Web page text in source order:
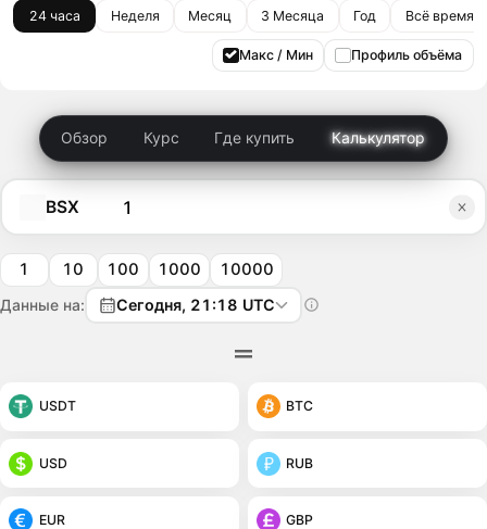
24 часа Неделя Месяц 3 Месяца Год Всё время
Макс / Мин Профиль объёма
Обзор Курс Где купить Калькулятор
BSX
1 10 100 1000 10000
Данные на: Сегодня, 21:18 UTC
USDT BTC
USD RUB
EUR GBP